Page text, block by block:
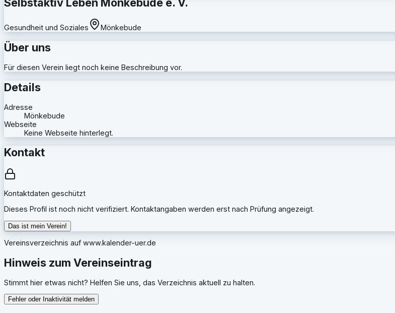
Gesundheit und Soziales Mönkebude
Über uns
Für diesen Verein liegt noch keine Beschreibung vor.
Details
Adresse
Mönkebude
Webseite
Keine Webseite hinterlegt.
Kontakt
Kontaktdaten geschützt
Dieses Profil ist noch nicht verifiziert. Kontaktangaben werden erst nach Prüfung angezeigt.
Das ist mein Verein!
Vereinsverzeichnis auf www.kalender-uer.de
Hinweis zum Vereinseintrag
Stimmt hier etwas nicht? Helfen Sie uns, das Verzeichnis aktuell zu halten.
Fehler oder Inaktivität melden